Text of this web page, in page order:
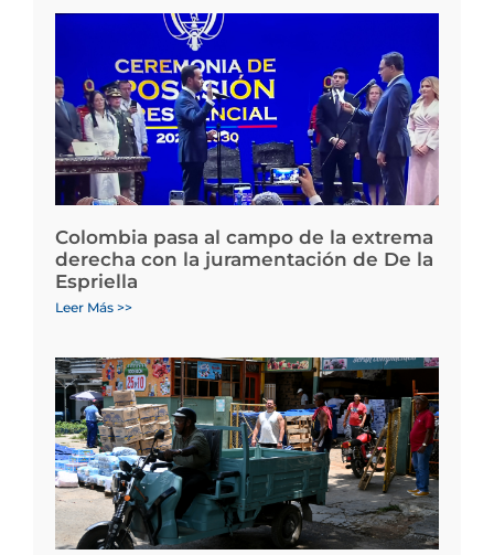
Colombia pasa al campo de la extrema
derecha con la juramentación de De la
Espriella
Leer Más >>